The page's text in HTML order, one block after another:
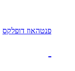
פנטהאוז דופלקס